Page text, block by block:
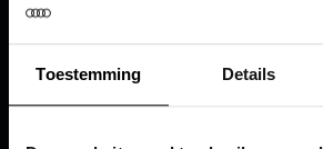
Toestemming Details
Is de verwarming of airco aan?
Ja
1
2